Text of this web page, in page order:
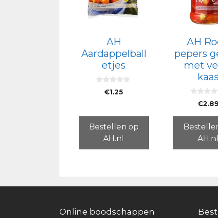
AH
Aardappelball
etjes
€1.25
Bestellen op
AH.nl
AH
pepers
met
kaas
5
€2.89
AH.nl
Online boodschappen